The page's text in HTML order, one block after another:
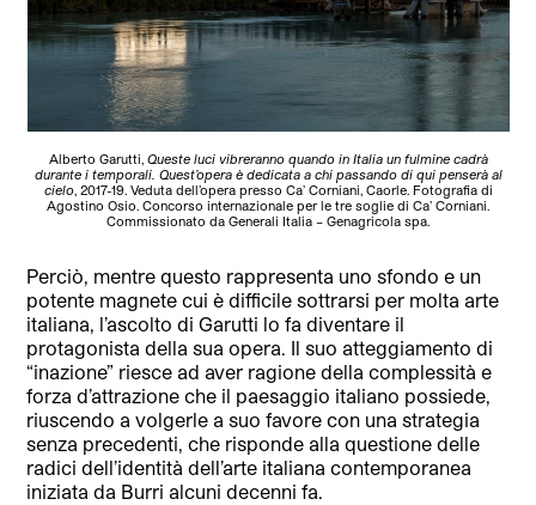
Alberto Garutti, Queste luci vibreranno quando in Italia un fulmine cadrà
durante i temporali. Quest’opera è dedicata a chi passando di qui penserà al
cielo, 2017-19. Veduta dell’opera presso Ca’ Corniani, Caorle. Fotografia di
Agostino Osio. Concorso internazionale per le tre soglie di Ca’ Corniani.
Commissionato da Generali Italia – Genagricola spa.
Perciò, mentre questo rappresenta uno sfondo e un
potente magnete cui è difficile sottrarsi per molta arte
italiana, l’ascolto di Garutti lo fa diventare il
protagonista della sua opera. Il suo atteggiamento di
“inazione” riesce ad aver ragione della complessità e
forza d’attrazione che il paesaggio italiano possiede,
riuscendo a volgerle a suo favore con una strategia
senza precedenti, che risponde alla questione delle
radici dell’identità dell’arte italiana contemporanea
iniziata da Burri alcuni decenni fa.